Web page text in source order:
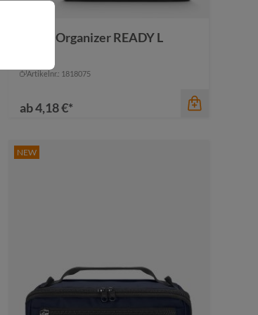
Mesh-Organizer READY L
Artikelnr.: 1818075
ab4,18 €*
NEW